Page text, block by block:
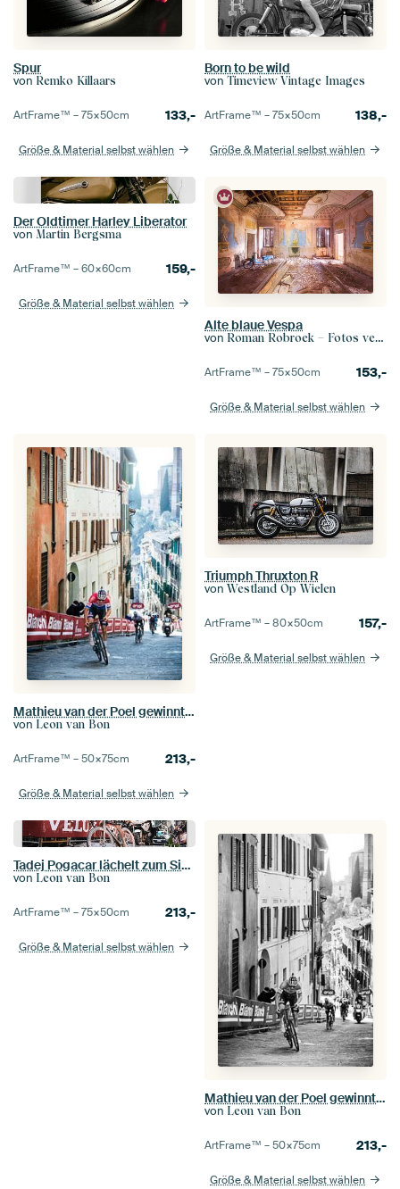
Spur
von Remko Killaars
ArtFrame™ –75×50cm 133,-
Größe & Material selbst wählen
Born to be wild
von Timeview Vintage Images
ArtFrame™ –75×50cm 138,-
Größe & Material selbst wählen
Der Oldtimer Harley Liberator
von Martin Bergsma
ArtFrame™ –60×60cm 159,-
Größe & Material selbst wählen
Alte blaue Vespa
von Roman Robroek – Fotos verlassener Gebäude
ArtFrame™ –75×50cm 153,-
Größe & Material selbst wählen
Mathieu van der Poel gewinnt in Siena
von Leon van Bon
ArtFrame™ –50×75cm 213,-
Größe & Material selbst wählen
Triumph Thruxton R
von Westland Op Wielen
ArtFrame™ –80×50cm 157,-
Größe & Material selbst wählen
Tadej Pogacar lächelt zum Sieg
von Leon van Bon
ArtFrame™ –75×50cm 213,-
Größe & Material selbst wählen
Mathieu van der Poel gewinnt die Strade Bianche (S/W)
von Leon van Bon
ArtFrame™ –50×75cm 213,-
Größe & Material selbst wählen